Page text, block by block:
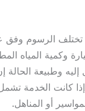
تختلف الرسوم وفق
وكمية المياه
وطبيعة الحالة
كانت الخدمة
أو المناهل.